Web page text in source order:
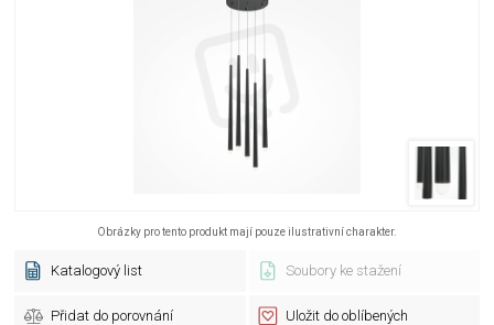
Obrázky pro tento produkt mají pouze ilustrativní charakter.
Katalogový list Soubory ke stažení
Přidat do porovnání Uložit do oblíbených